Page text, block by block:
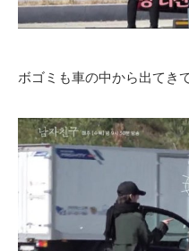
ボゴミも車の中から出て